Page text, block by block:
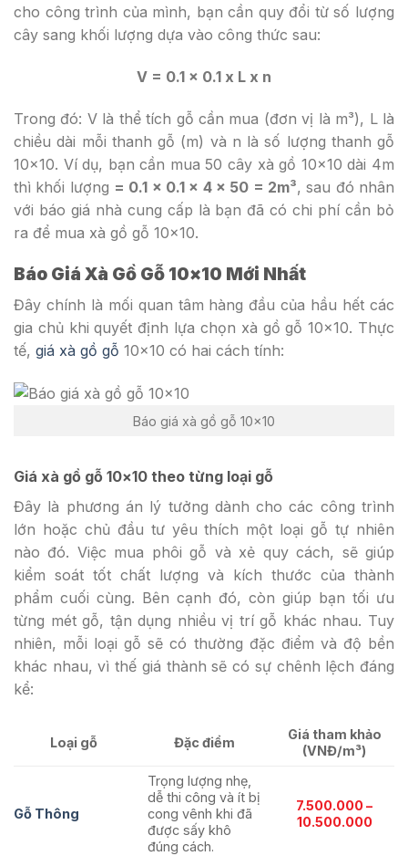
cho công trình của mình, bạn cần quy đổi từ số lượng
cây sang khối lượng dựa vào công thức sau:
V = 0.1 x 0.1 x L x n
Trong đó: Vlà thể tích gỗ cần mua (đơn vị là m³), L là
chiều dài mỗi thanh gỗ (m) và n là số lượng thanh gỗ
10×10. Ví dụ, bạn cần mua 50 cây xà gồ 10×10 dài 4m
thì khối lượng = 0.1 x 0.1 x 4 x 50 = 2m³, sau đó nhân
với báo giá nhà cung cấp là bạn đã có chi phí cần bỏ
ra để mua xà gồ gỗ 10×10.
Báo Giá Xà Gồ Gỗ 10×10 Mới Nhất
Đây chính là mối quan tâm hàng đầu của hầu hết các
gia chủ khi quyết định lựa chọn xà gồ gỗ 10×10. Thực
tế, giá xà gồ gỗ 10×10 có hai cách tính:
Báo giá xà gồ gỗ 10×10
Giá xà gồ gỗ 10×10 theo từng loại gỗ
Đây là phương án lý tưởng dành cho các công trình
lớn hoặc chủ đầu tư yêu thích một loại gỗ tự nhiên
nào đó. Việc mua phôi gỗ và xẻ quy cách, sẽ giúp
kiểm soát tốt chất lượng và kích thước của thành
phẩm cuối cùng. Bên cạnh đó, còn giúp bạn tối ưu
từng mét gỗ, tận dụng nhiều vị trí gỗ khác nhau. Tuy
nhiên, mỗi loại gỗ sẽ có thường đặc điểm và độ bền
khác nhau, vì thế giá thành sẽ có sự chênh lệch đáng
kể:
Loại gỗ Đặc điểm
Giá tham khảo
(VNĐ/m³)
Gỗ Thông
Trọng lượng nhẹ,
dễ thi công và ít bị
cong vênh khi đã
được sấy khô
đúng cách.
7.500.000 –
10.500.000